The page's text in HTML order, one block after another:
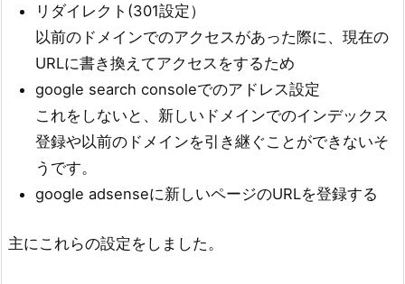
リダイレクト(301設定）
以前のドメインでのアクセスがあった際に、現在の
URLに書き換えてアクセスをするため
google search consoleでのアドレス設定
これをしないと、新しいドメインでのインデックス
登録や以前のドメインを引き継ぐことができないそ
うです。
google adsenseに新しいページのURLを登録する
主にこれらの設定をしました。